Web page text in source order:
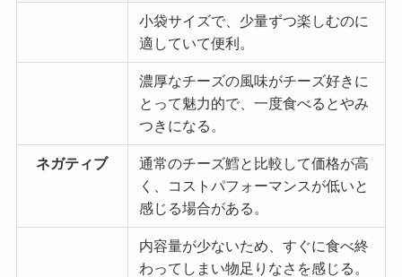
小袋サイズで、少量ずつ楽しむのに
適していて便利。
濃厚なチーズの風味がチーズ好きに
とって魅力的で、一度食べるとやみ
つきになる。
ネガティブ
通常のチーズ鱈と比較して価格が高
く、コストパフォーマンスが低いと
感じる場合がある。
内容量が少ないため、すぐに食べ終
わってしまい物足りなさを感じる。